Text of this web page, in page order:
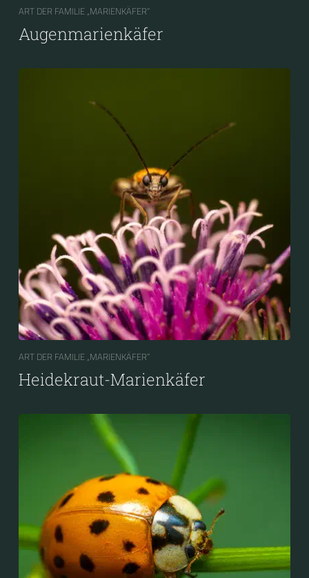
ART DER FAMILIE „MARIENKÄFER“
Augenmarienkäfer
ART DER FAMILIE „MARIENKÄFER“
Heidekraut-Marienkäfer